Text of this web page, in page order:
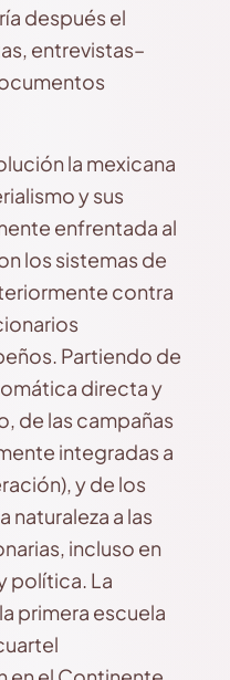
después el
entrevistas–
la mexicana
y sus
enfrentada al
los sistemas de
contra
Partiendo de
directa y
de las campañas
integradas a
y de los
a las
incluso en
política. La
primera escuela